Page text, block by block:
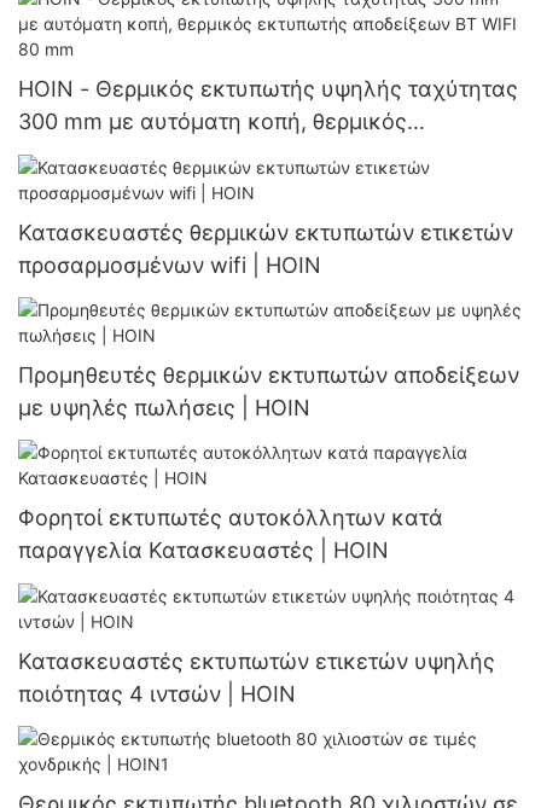
Θερμικός Εκτυπωτής Barcode Ετικετών
HOIN - Θερμικός εκτυπωτής υψηλής ταχύτητας
300 mm με αυτόματη κοπή, θερμικός
εκτυπωτής αποδείξεων BT WIFI 80 mm
Κατασκευαστές θερμικών εκτυπωτών ετικετών
προσαρμοσμένων wifi | HOIN
Προμηθευτές θερμικών εκτυπωτών αποδείξεων
με υψηλές πωλήσεις | HOIN
Φορητοί εκτυπωτές αυτοκόλλητων κατά
παραγγελία Κατασκευαστές | HOIN
Κατασκευαστές εκτυπωτών ετικετών υψηλής
ποιότητας 4 ιντσών | HOIN